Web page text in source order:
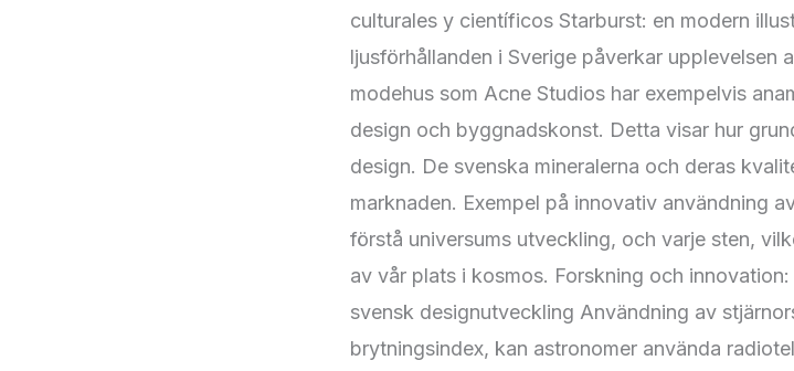
culturales y científicos Starburst: en modern
ljusförhållanden i Sverige påverkar upplevelsen
modehus som Acne Studios har exempelvis
design och byggnadskonst. Detta visar hur
design. De svenska mineralerna och deras
marknaden. Exempel på innovativ användning
förstå universums utveckling, och varje sten,
av vår plats i kosmos. Forskning och
svensk designutveckling Användning av
brytningsindex, kan astronomer använda